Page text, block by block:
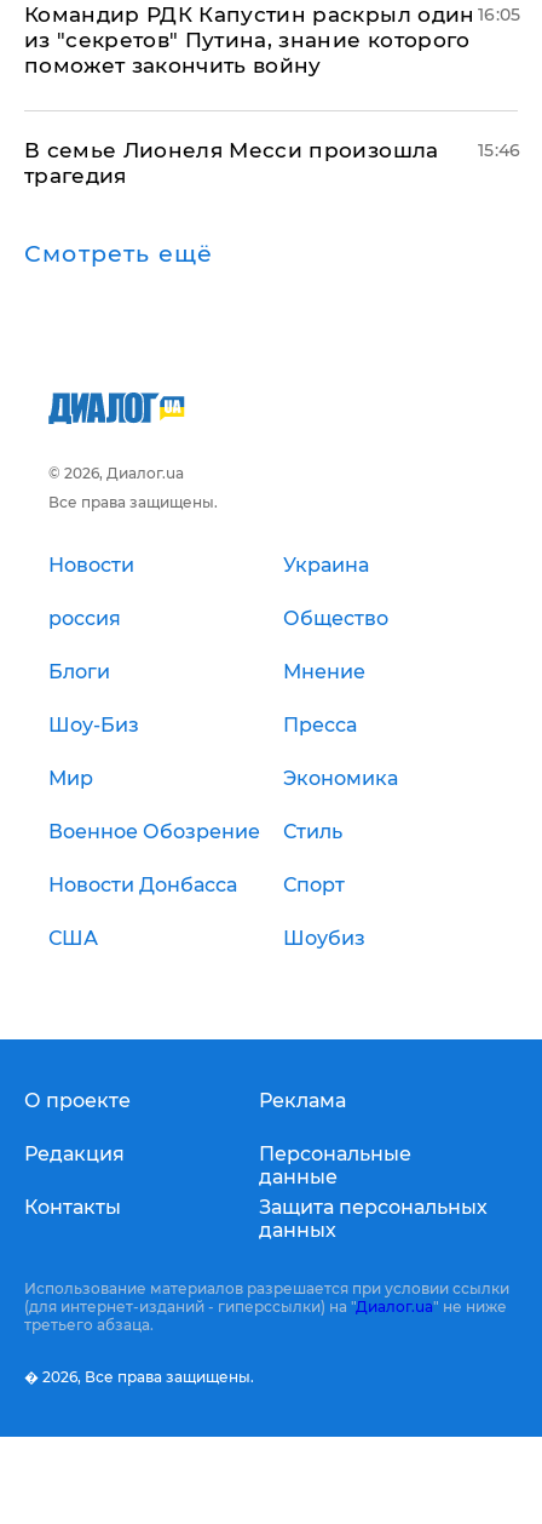
Командир РДК Капустин раскрыл один
из "секретов" Путина, знание которого
поможет закончить войну
16:05
В семье Лионеля Месси произошла
трагедия
15:46
Смотреть ещё
© 2026, Диалог.ua
Все права защищены.
Новости Украина
россия Общество
Блоги Мнение
Шоу-Биз Пресса
Мир Экономика
Военное Обозрение Стиль
Новости Донбасса Спорт
США Шоубиз
О проекте
Редакция
Контакты
Реклама
Персональные
данные
Защита персональных
данных
Использование материалов разрешается при условии ссылки
(для интернет-изданий - гиперссылки) на "Диалог.ua" не ниже
третьего абзаца.
� 2026, Все права защищены.